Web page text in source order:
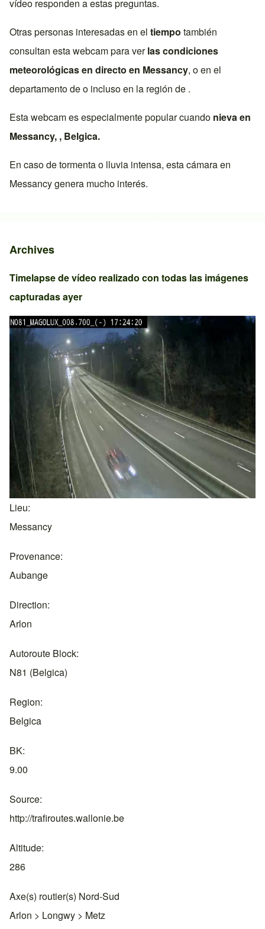
vídeo responden a estas preguntas.
Otras personas interesadas en el tiempo también
consultan esta webcam para verlas condiciones
meteorológicas en directo en Messancy, o en el
departamento de o incluso en la región de .
Esta webcam es especialmente popular cuando nieva en
Messancy, , Belgica.
En caso de tormenta o lluvia intensa, esta cámara en
Messancygenera mucho interés.
Archives
Timelapse de vídeo realizado con todas las imágenes
capturadas ayer
Lieu
Messancy
Provenance
Aubange
Direction
Arlon
Autoroute Block
N81 (Belgica)
Region
Belgica
BK
9.00
Source
http://trafiroutes.wallonie.be
Altitude
286
Axe(s) routier(s) Nord-Sud
Arlon > Longwy > Metz